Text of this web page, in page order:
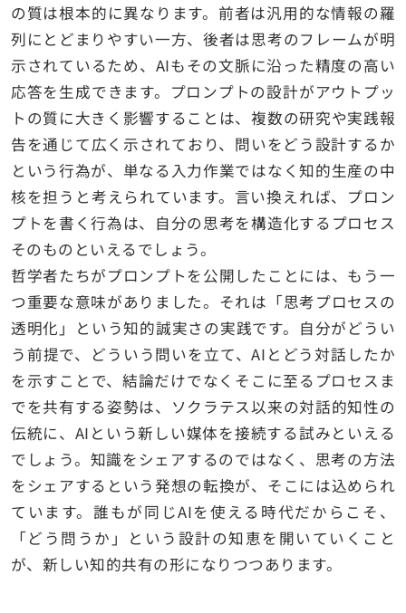
の質は根本的に異なります。前者は汎用的な情報の羅
列にとどまりやすい一方、後者は思考のフレームが明
示されているため、AIもその文脈に沿った精度の高い
応答を生成できます。プロンプトの設計がアウトプッ
トの質に大きく影響することは、複数の研究や実践報
告を通じて広く示されており、問いをどう設計するか
という行為が、単なる入力作業ではなく知的生産の中
核を担うと考えられています。言い換えれば、プロン
プトを書く行為は、自分の思考を構造化するプロセス
そのものといえるでしょう。
哲学者たちがプロンプトを公開したことには、もう一
つ重要な意味がありました。それは「思考プロセスの
透明化」という知的誠実さの実践です。自分がどうい
う前提で、どういう問いを立て、AIとどう対話したか
を示すことで、結論だけでなくそこに至るプロセスま
でを共有する姿勢は、ソクラテス以来の対話的知性の
伝統に、AIという新しい媒体を接続する試みといえる
でしょう。知識をシェアするのではなく、思考の方法
をシェアするという発想の転換が、そこには込められ
ています。誰もが同じAIを使える時代だからこそ、
「どう問うか」という設計の知恵を開いていくこと
が、新しい知的共有の形になりつつあります。